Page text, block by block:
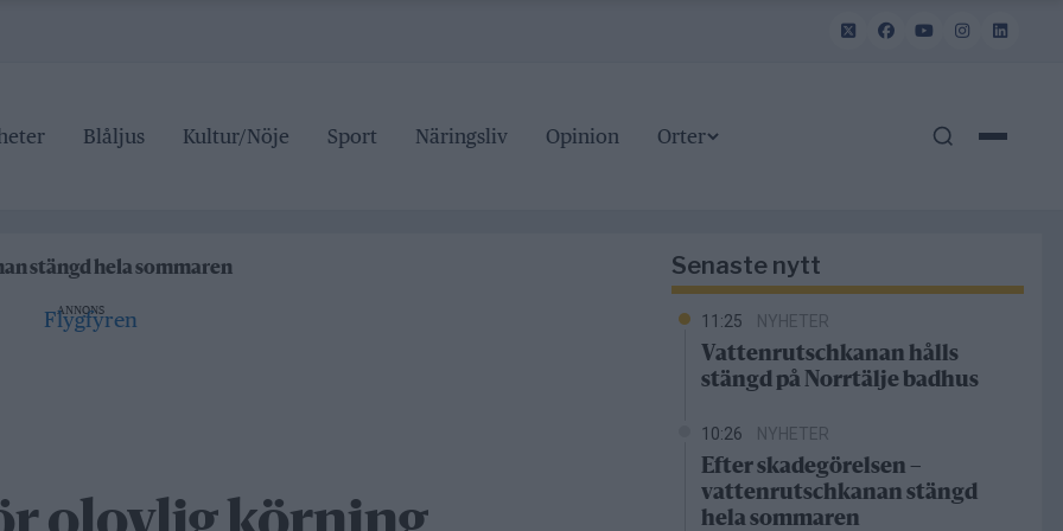
Blåljus Kultur/Nöje Sport Näringsliv Opinion Orter
stängd hela sommaren
ANNONS
Senaste nytt
11:25 NYHETER
Vattenrutschkanan hålls
stängd på Norrtälje badhus
10:26 NYHETER
Efter skadegörelsen –
vattenrutschkanan stängd
hela sommaren